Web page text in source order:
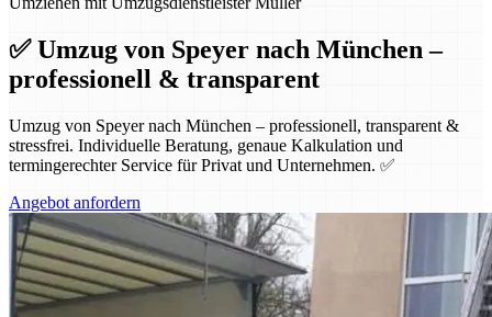
✅ Umzug von Speyer nach München –
professionell & transparent
Umzug von Speyer nach München – professionell, transparent &
stressfrei. Individuelle Beratung, genaue Kalkulation und
termingerechter Service für Privat und Unternehmen. ✅
Angebot anfordern